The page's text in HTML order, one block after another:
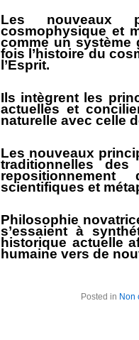
Les nouveaux
cosmophysique et
comme un système
fois l’histoire du
l’Esprit.
Ils intègrent les
actuelles et
naturelle avec celle
Les nouveaux
traditionnelles
scientifiques et
Philosophie
s’essaient à
historique actuelle
humaine vers de
Posted in Non